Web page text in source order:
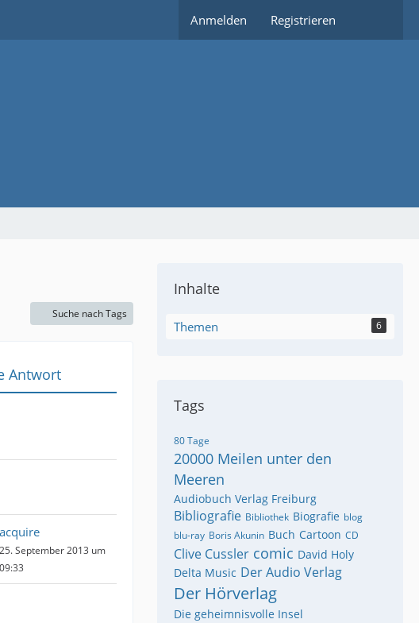
Anmelden Registrieren
Suche nach Tags
Antwort
acquire
25. September 2013 um
09:33
Inhalte
Themen 6
Tags
80 Tage
20000 Meilen unter den
Meeren
Audiobuch Verlag Freiburg
Bibliografie Bibliothek Biografie blog
blu-ray Boris Akunin Buch Cartoon CD
Clive Cussler comic David Holy
Delta Music Der Audio Verlag
Der Hörverlag
Die geheimnisvolle Insel